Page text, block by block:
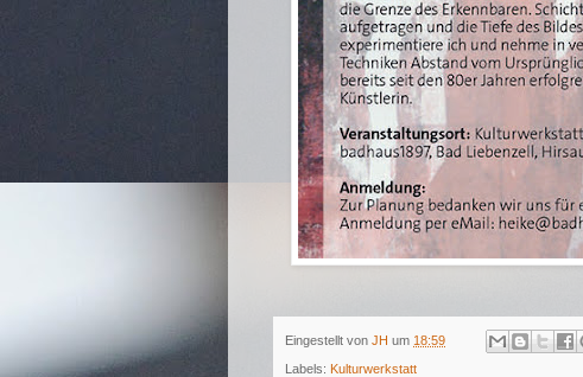
Eingestellt von JH um 18:59
Labels: Kulturwerkstatt